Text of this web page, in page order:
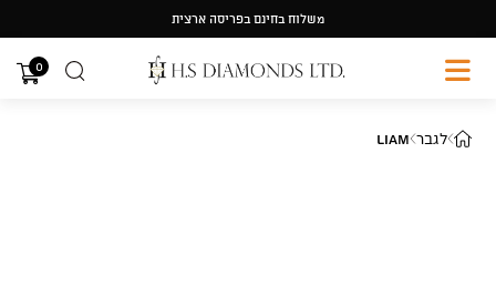
content
משלוח בחינם בפריסה ארצית
0
לגבר Liam